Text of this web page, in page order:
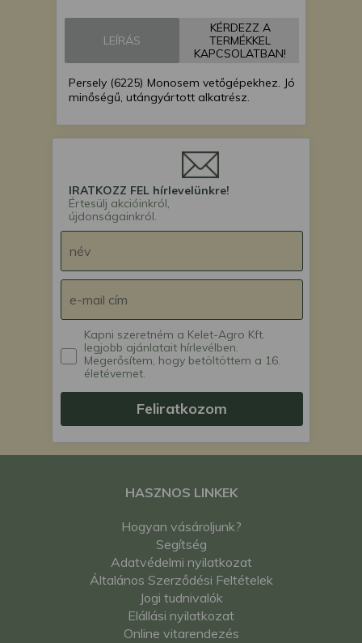
LEÍRÁS
KÉRDEZZ A
TERMÉKKEL
KAPCSOLATBAN!
Persely (6225) Monosem vetőgépekhez. Jó
minőségű, utángyártott alkatrész.
IRATKOZZ FEL hírlevelünkre!
Értesülj akcióinkról,
újdonságainkról.
Kapni szeretném a Kelet-Agro Kft.
legjobb ajánlatait hírlevélben.
Megerősítem, hogy betöltöttem a 16.
életévemet.
Feliratkozom
HASZNOS LINKEK
Hogyan vásároljunk?
Segítség
Adatvédelmi nyilatkozat
Általános Szerződési Feltételek
Jogi tudnivalók
Elállási nyilatkozat
Online vitarendezés